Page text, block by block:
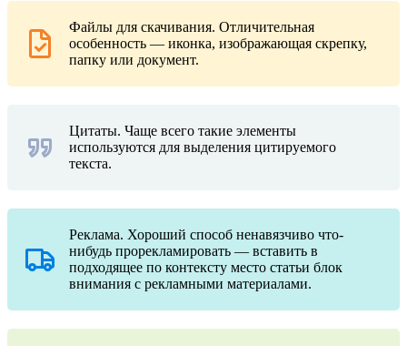
Файлы для скачивания. Отличительная
особенность — иконка, изображающая скрепку,
папку или документ.
Цитаты. Чаще всего такие элементы
используются для выделения цитируемого
текста.
Реклама. Хороший способ ненавязчиво что-
нибудь прорекламировать — вставить в
подходящее по контексту место статьи блок
внимания с рекламными материалами.